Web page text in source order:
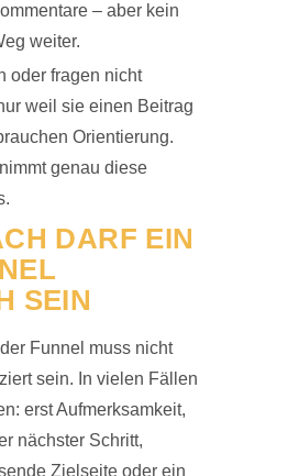
– aber kein
weiter.
oder fragen nicht
weil sie einen Beitrag
Orientierung.
genau diese
DARF EIN
SEIN
Funnel muss nicht
sein. In vielen Fällen
erst Aufmerksamkeit,
nächster Schritt,
Zielseite oder ein